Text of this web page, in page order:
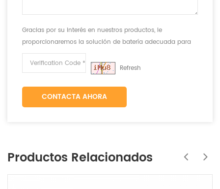
Gracias por su interés en nuestros productos, le
proporcionaremos la solución de batería adecuada para
cumplir con sus requisitos.
Refresh
CONTACTA AHORA
Productos Relacionados